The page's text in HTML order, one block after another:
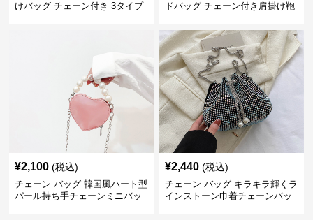
けバッグ チェーン付き 3タイプ
ドバッグ チェーン付き肩掛け鞄
¥2,100 (税込)
チェーン バッグ 韓国風ハート型
パール持ち手チェーンミニバッ
¥2,440 (税込)
チェーン バッグ キラキラ輝くラ
インストーン巾着チェーンバッ